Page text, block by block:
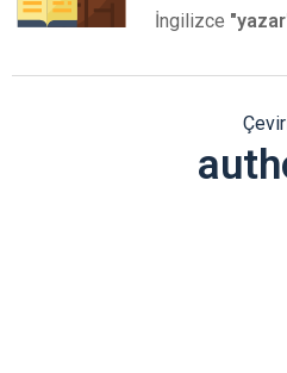
İngilizce